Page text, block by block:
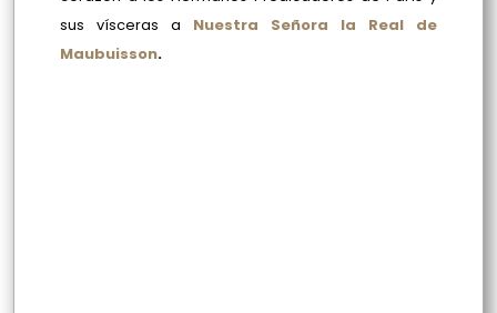
sus vísceras a Nuestra Señora la Real de
Maubuisson.